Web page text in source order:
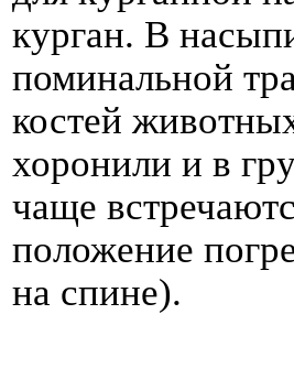
курган. В
поминальной
костей
хоронили и в
чаще
положение
на спине).